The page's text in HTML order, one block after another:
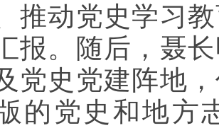
推动党史学习
报。
随后，聂
党史党建阵地
的党史 和地方